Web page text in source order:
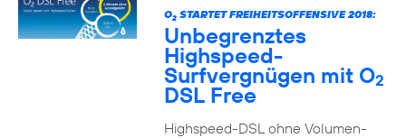
O2STARTET FREIHEITSOFFENSIVE 2018:
Unbegrenztes
Highspeed-
Surfvergnügen mit O2
DSL Free
Highspeed-DSL ohne Volumen-